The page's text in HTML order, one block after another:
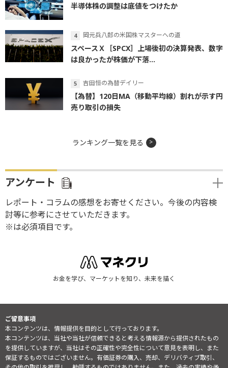
半導体株の調整は底値をつけたか
岡元兵八郎の米国株マスターへの道
スペースＸ［SPCX］上場後初の決算発表、数字
は良かったが株価が下落...
吉田恒の為替デイリー
【為替】120日MA（移動平均線）割れが示す円
売り取引の損失
ランキング一覧を見る
アンケート
レポート・コラムの感想をお寄せください。今後の内容検
討等に参考にさせていただきます。
※は必須項目です。
お金を学び、マーケットを知り、未来を描く
ご留意事項
本コンテンツは、情報提供を目的として行っております。
本コンテンツは、当社や当社が信頼できると考える情報源から提供されたもの
を提供していますが、当社はその正確性や完全性について意見を表明し、また
保証するものではございません。有価証券の購入、売却、デリバティブ取引、